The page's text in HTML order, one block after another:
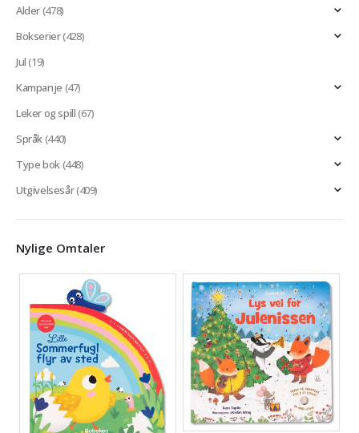
Alder(478)
Bokserier(428)
Jul(19)
Kampanje (47)
Leker og spill(67)
Språk(440)
Type bok(448)
Utgivelsesår(409)
Nylige Omtaler